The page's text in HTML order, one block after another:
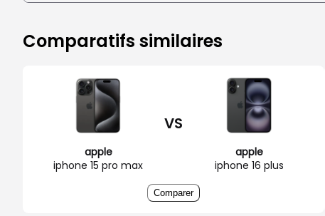
Comparatifs similaires
apple
iphone 15 pro max
VS
apple
iphone 16 plus
Comparer